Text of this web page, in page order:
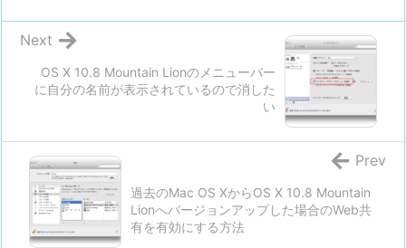
OS X 10.8 Mountain Lionのメニューバー
に自分の名前が表示されているので消した
い
Next
過去のMac OS XからOS X 10.8 Mountain
Lionへバージョンアップした場合のWeb共
有を有効にする方法
Prev